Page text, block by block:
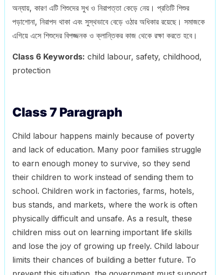
অন্যায়, কারণ এটি শিশুদের সুখ ও নিরাপত্তা কেড়ে নেয়। প্রতিটি শিশুর
পড়াশোনা, নিরাপদ থাকা এবং সুস্থভাবে বেড়ে ওঠার অধিকার রয়েছে। সমাজকে
এগিয়ে এসে শিশুদের বিপজ্জনক ও ক্লান্তিকর কাজ থেকে রক্ষা করতে হবে।
Class 6 Keywords: child labour, safety, childhood,
protection
Class 7 Paragraph
Child labour happens mainly because of poverty
and lack of education. Many poor families struggle
to earn enough money to survive, so they send
their children to work instead of sending them to
school. Children work in factories, farms, hotels,
bus stands, and markets, where the work is often
physically difficult and unsafe. As a result, these
children miss out on learning important life skills
and lose the joy of growing up freely. Child labour
limits their chances of building a better future. To